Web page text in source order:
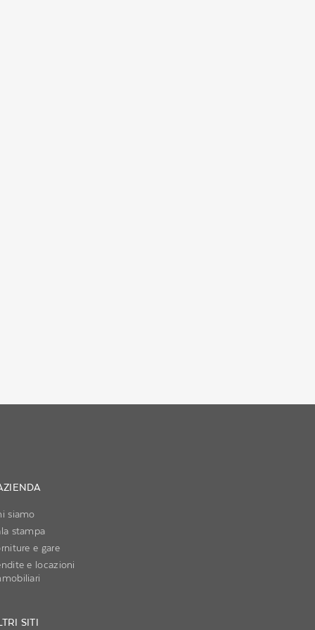
siamo
stampa
e gare
e locazioni
SITI